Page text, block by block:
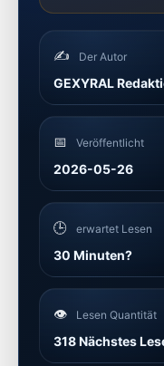
✍️ Der Autor
GEXYRAL
📅 Veröffentlicht
2026-05-26
🕒 erwartet Lesen
30 Minuten?
👁️ Lesen Quantität
318 Nächstes